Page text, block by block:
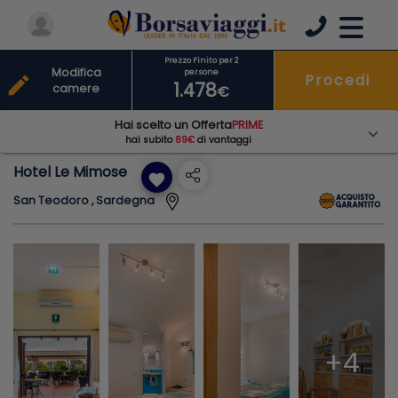
Hotel Le Mimose favorite
San Teodoro , Sardegna
+4
Prezzo Finito per 2
persone
1.478€
Procedi
edit
Modifica
camere
Hai scelto un OffertaPRIME
hai subito 89€ di vantaggi